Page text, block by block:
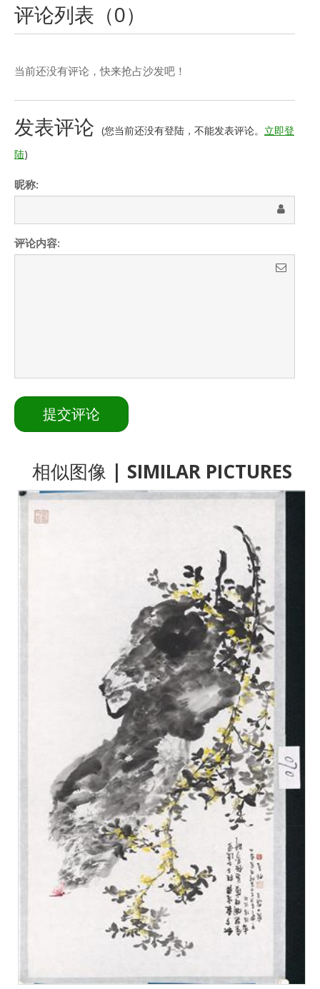
评论列表（0）
当前还没有评论，快来抢占沙发吧！
发表评论 (您当前还没有登陆，不能发表评论。 立即登
陆)
昵称:
评论内容:
相似图像 | SIMILAR PICTURES